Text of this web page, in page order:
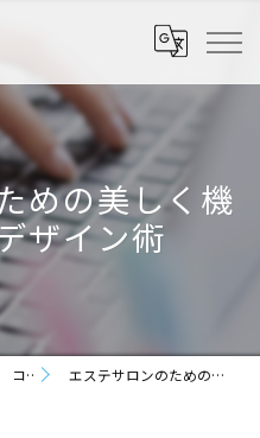
めの美しく機
ザイン術
コラム エステサロンのための美しく機能的な空間デザイン術